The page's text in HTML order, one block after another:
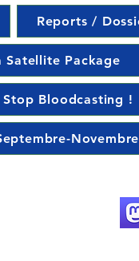
Reports /
Satellite Package
Bloodcasting !